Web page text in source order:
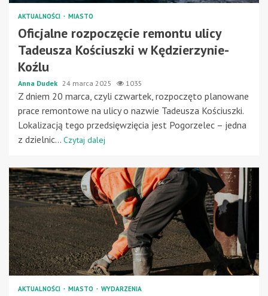
AKTUALNOŚCI MIASTO
Oficjalne rozpoczęcie remontu ulicy
Tadeusza Kościuszki w Kędzierzynie-
Koźlu
Anna Dudek 24 marca 2025 1035
Z dniem 20 marca, czyli czwartek, rozpoczęto planowane
prace remontowe na ulicy o nazwie Tadeusza Kościuszki.
Lokalizacją tego przedsięwzięcia jest Pogorzelec – jedna
z dzielnic... Czytaj dalej
AKTUALNOŚCI MIASTO WYDARZENIA